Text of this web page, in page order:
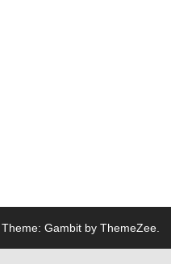
Gambit by ThemeZee.